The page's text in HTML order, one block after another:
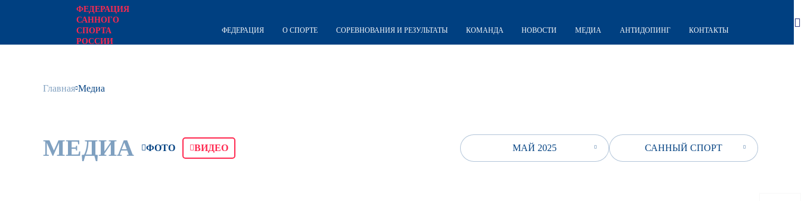
ФЕДЕРАЦИЯ
САННОГО
СПОРТА
РОССИИ
ФЕДЕРАЦИЯ О СПОРТЕ СОРЕВНОВАНИЯ И РЕЗУЛЬТАТЫ КОМАНДА НОВОСТИ МЕДИА АНТИДОПИНГ КОНТАКТЫ
Главная Медиа
МЕДИА ФОТО ВИДЕО МАЙ 2025 САННЫЙ СПОРТ